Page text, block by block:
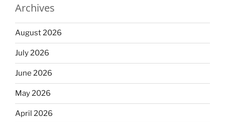
Archives
August 2026
July 2026
June 2026
May 2026
April 2026